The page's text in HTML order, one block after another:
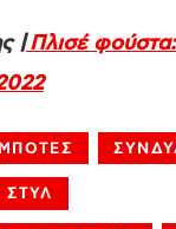
|Πλισέ φούστα:
ΜΠΟΤΕΣ